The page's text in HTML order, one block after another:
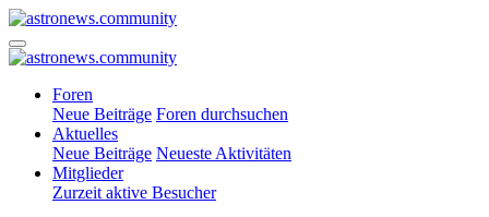
Foren
Neue Beiträge Foren durchsuchen
Aktuelles
Neue Beiträge Neueste Aktivitäten
Mitglieder
Zurzeit aktive Besucher